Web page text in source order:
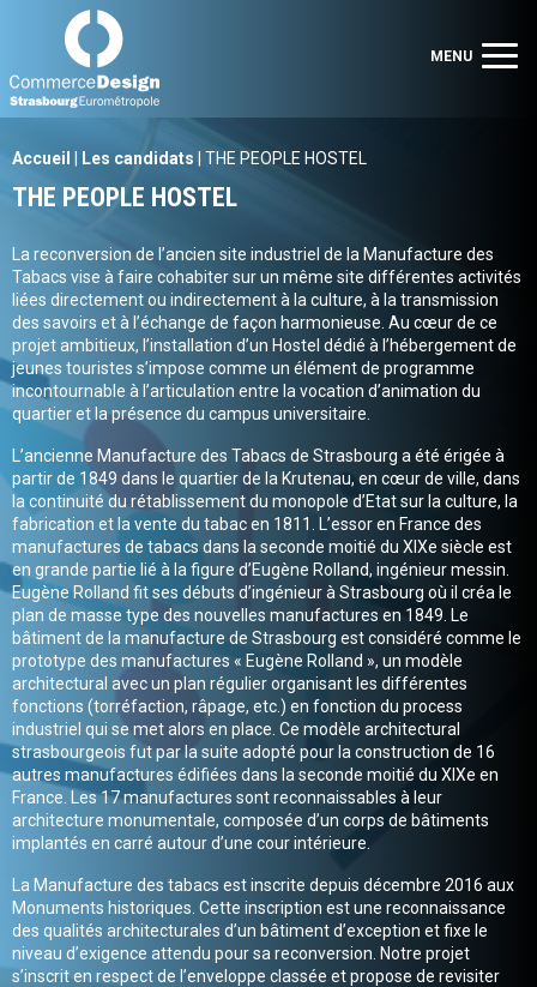
Commerce Design Strasbourg Eurométropole
MENU
Accueil Les candidats THE PEOPLE HOSTEL
THE PEOPLE HOSTEL
La reconversion de l’ancien site industriel de la Manufacture des
Tabacs vise à faire cohabiter sur un même site différentes activités
liées directement ou indirectement à la culture, à la transmission
des savoirs et à l’échange de façon harmonieuse. Au cœur de ce
projet ambitieux, l’installation d’un Hostel dédié à l’hébergement de
jeunes touristes s’impose comme un élément de programme
incontournable à l’articulation entre la vocation d’animation du
quartier et la présence du campus universitaire.
L’ancienne Manufacture des Tabacs de Strasbourg a été érigée à
partir de 1849 dans le quartier de la Krutenau, en cœur de ville, dans
la continuité du rétablissement du monopole d’Etat sur la culture, la
fabrication et la vente du tabac en 1811. L’essor en France des
manufactures de tabacs dans la seconde moitié du XIXe siècle est
en grande partie lié à la figure d’Eugène Rolland, ingénieur messin.
Eugène Rolland fit ses débuts d’ingénieur à Strasbourg où il créa le
plan de masse type des nouvelles manufactures en 1849. Le
bâtiment de la manufacture de Strasbourg est considéré comme le
prototype des manufactures « Eugène Rolland », un modèle
architectural avec un plan régulier organisant les différentes
fonctions (torréfaction, râpage, etc.) en fonction du process
industriel qui se met alors en place. Ce modèle architectural
strasbourgeois fut par la suite adopté pour la construction de 16
autres manufactures édifiées dans la seconde moitié du XIXe en
France. Les 17 manufactures sont reconnaissables à leur
architecture monumentale, composée d’un corps de bâtiments
implantés en carré autour d’une cour intérieure.
La Manufacture des tabacs est inscrite depuis décembre 2016 aux
Monuments historiques. Cette inscription est une reconnaissance
des qualités architecturales d’un bâtiment d’exception et fixe le
niveau d’exigence attendu pour sa reconversion. Notre projet
s’inscrit en respect de l’enveloppe classée et propose de revisiter